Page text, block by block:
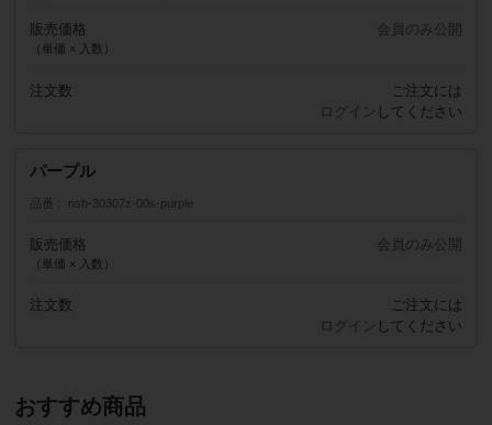
販売価格
（単価 × 入数）
会員のみ公開
注文数
ご注文には
ログイン してください
パープル
品番 nsb-30307z-00s-purple
販売価格
（単価 × 入数）
会員のみ公開
注文数
ご注文には
ログイン してください
おすすめ商品